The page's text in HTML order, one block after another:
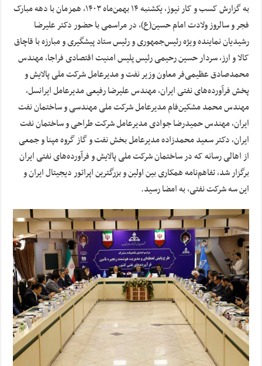
به گزارش کسب و کار نیوز، یکشنبه ۱۴ بهمن‌ماه ۱۴۰۳، همزمان با دهه مبارک
فجر و سالروز ولادت امام حسین(ع)، در مراسمی با حضور دکتر علیرضا
رشیدیان نماینده ویژه رئیس‌جمهوری و رئیس ستاد پیشگیری و مبارزه با قاچاق
کالا و ارز، سردار حسین رحیمی رئیس پلیس امنیت اقتصادی فراجا، مهندس
محمدصادق عظیمی‌فر معاون وزیر نفت و مدیرعامل شرکت ملی پالایش و
پخش فرآورده‌های نفتی ایران، مهندس علیرضا رفیعی مدیرعامل ایرانسل،
مهندس محمد مشکین‌فام مدیرعامل شرکت ملی مهندسی و ساختمان نفت
ایران، مهندس حمیدرضا جوادی مدیرعامل شرکت طراحی و ساختمان نفت
ایران، دکتر سعید محمدزاده مدیرعامل بخش نفت و گاز گروه مپنا و جمعی
از اهالی رسانه که در ساختمان شرکت ملی پالایش و فرآورده‌های نفتی ایران
برگزار شد، تفاهم‌نامه همکاری بین اولین و بزرگترین اپراتور دیجیتال ایران و
این سه شرکت نفتی، به امضا رسید.